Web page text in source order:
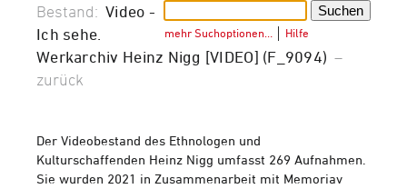
mehr Suchoptionen… Hilfe
Bestand: Video -
Ich sehe.
Werkarchiv Heinz Nigg [VIDEO] (F_9094) –
zurück
Der Videobestand des Ethnologen und
Kulturschaffenden Heinz Nigg umfasst 269 Aufnahmen.
Sie wurden 2021 in Zusammenarbeit mit Memoriav